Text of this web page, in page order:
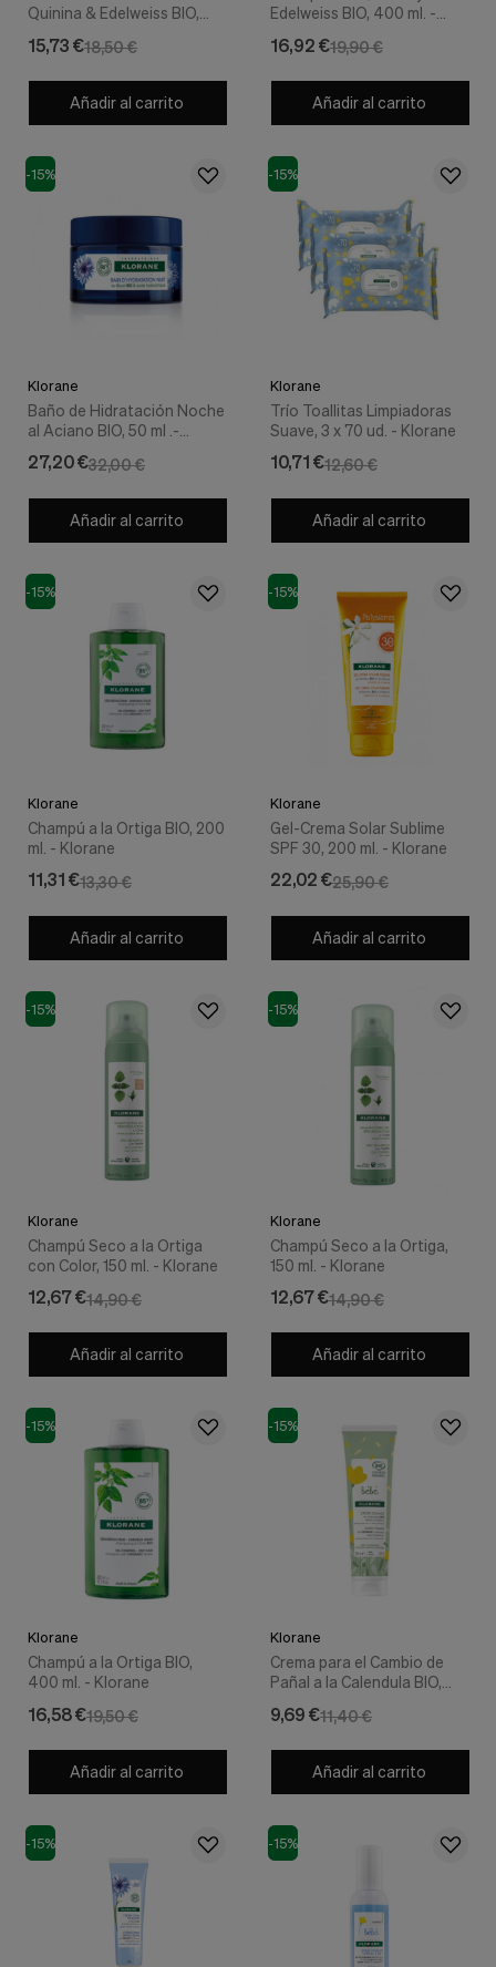
Quinina & Edelweiss BIO,
18,50 €
15,73 €
Añadir al carrito
Edelweiss BIO, 400 ml. -
19,90 €
16,92 €
Añadir al carrito
-15%
Klorane
Baño de Hidratación Noche
al Aciano BIO, 50 ml .-
32,00 €
27,20 €
Añadir al carrito
-15%
Klorane
Trío Toallitas Limpiadoras
Suave, 3 x 70 ud. - Klorane
12,60 €
10,71 €
Añadir al carrito
-15%
Klorane
Champú a la Ortiga BIO, 200
ml. - Klorane
13,30 €
11,31 €
Añadir al carrito
-15%
Klorane
Gel-Crema Solar Sublime
SPF 30, 200 ml. - Klorane
25,90 €
22,02 €
Añadir al carrito
-15%
Klorane
Champú Seco a la Ortiga
con Color, 150 ml. - Klorane
14,90 €
12,67 €
Añadir al carrito
-15%
Klorane
Champú Seco a la Ortiga,
150 ml. - Klorane
14,90 €
12,67 €
Añadir al carrito
-15%
Klorane
Champú a la Ortiga BIO,
400 ml. - Klorane
19,50 €
16,58 €
Añadir al carrito
-15%
Klorane
Crema para el Cambio de
Pañal a la Calendula BIO,
11,40 €
9,69 €
Añadir al carrito
-15% -15%